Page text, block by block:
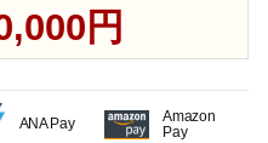
円
ANA Pay
Amazon
Pay